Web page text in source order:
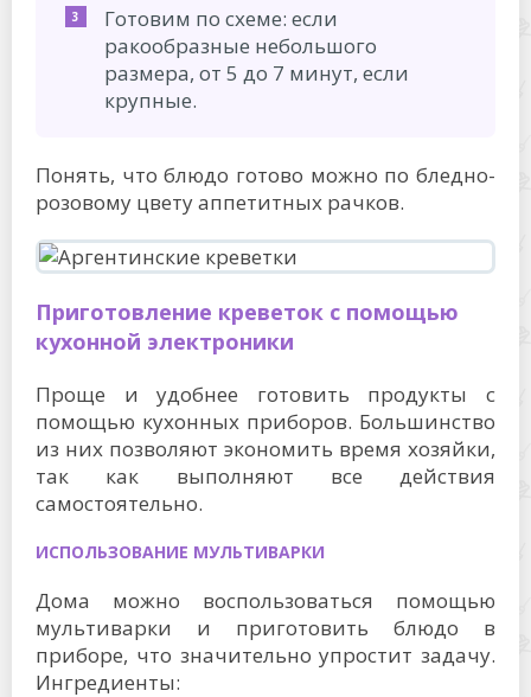
Готовим по схеме: если
ракообразные небольшого
размера, от 5 до 7 минут, если
крупные.
Понять, что блюдо готово можно по бледно-
розовому цвету аппетитных рачков.
Приготовление креветок с помощью
кухонной электроники
Проще и удобнее готовить продукты с
помощью кухонных приборов. Большинство
из них позволяют экономить время хозяйки,
так как выполняют все действия
самостоятельно.
ИСПОЛЬЗОВАНИЕ МУЛЬТИВАРКИ
Дома можно воспользоваться помощью
мультиварки и приготовить блюдо в
приборе, что значительно упростит задачу.
Ингредиенты: